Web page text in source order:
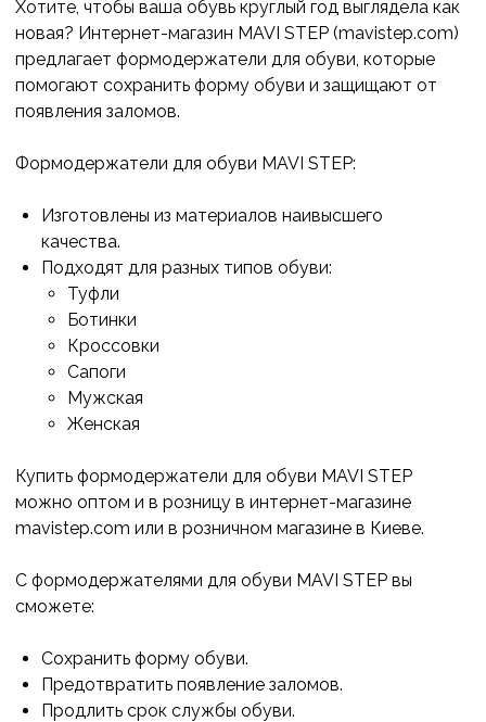
Хотите, чтобы ваша обувь круглый год выглядела как
новая? Интернет-магазин MAVI STEP (mavistep.com)
предлагает формодержатели для обуви, которые
помогают сохранить форму обуви и защищают от
появления заломов.
Формодержатели для обуви MAVI STEP:
Изготовлены из материалов наивысшего
качества.
Подходят для разных типов обуви:
Туфли
Ботинки
Кроссовки
Сапоги
Мужская
Женская
Купить формодержатели для обуви MAVI STEP
можно оптом и в розницу в интернет-магазине
mavistep.com или в розничном магазине в Киеве.
С формодержателями для обуви MAVI STEP вы
сможете:
Сохранить форму обуви.
Предотвратить появление заломов.
Продлить срок службы обуви.